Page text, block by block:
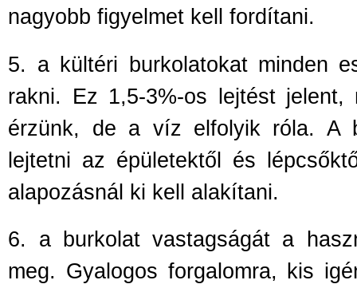
nagyobb figyelmet kell fordítani.
5. a kültéri burkolatokat minden
rakni. Ez 1,5-3%-os lejtést jelent,
érzünk, de a víz elfolyik róla. A
lejtetni az épületektől és
alapozásnál ki kell alakítani.
6.
a burkolat vastagságát a
meg. Gyalogos forgalomra, kis